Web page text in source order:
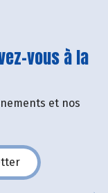
vous à la
et nos